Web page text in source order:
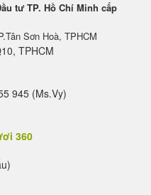
tư TP. Hồ Chí Minh cấp
Sơn Hoà, TPHCM
TPHCM
945 (Ms.Vy)
360